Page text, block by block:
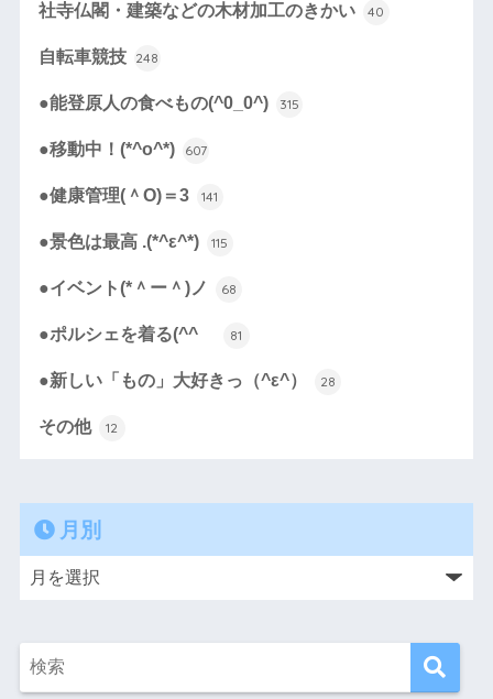
社寺仏閣・建築などの木材加工のきかい 40
自転車競技 248
●能登原人の食べもの(^0_0^) 315
●移動中！(*^o^*) 607
●健康管理(＾O)＝3 141
●景色は最高 .(*^ε^*) 115
●イベント(*＾ー＾)ノ 68
●ポルシェを着る(^^ゞ 81
●新しい「もの」大好きっ（^ε^） 28
その他 12
月別